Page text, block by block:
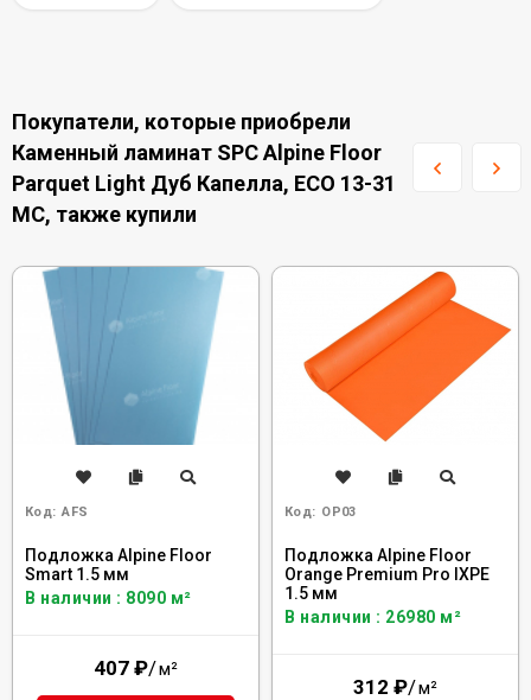
Покупатели, которые приобрели
Каменный ламинат SPC Alpine Floor
Parquet Light Дуб Капелла, ЕСО 13-31
MC, также купили
Код: AFS
Подложка Alpine Floor
Smart 1.5 мм
В наличии : 8090 м²
407 ₽/м²
Код: OP03
Подложка Alpine Floor
Orange Premium Pro IXPE
1.5 мм
В наличии : 26980 м²
312 ₽/м²